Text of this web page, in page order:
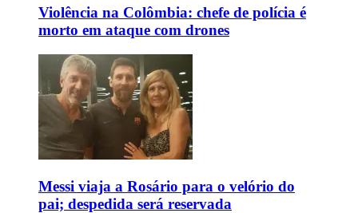
Violência na Colômbia: chefe de polícia é
morto em ataque com drones
Messi viaja a Rosário para o velório do
pai; despedida será reservada